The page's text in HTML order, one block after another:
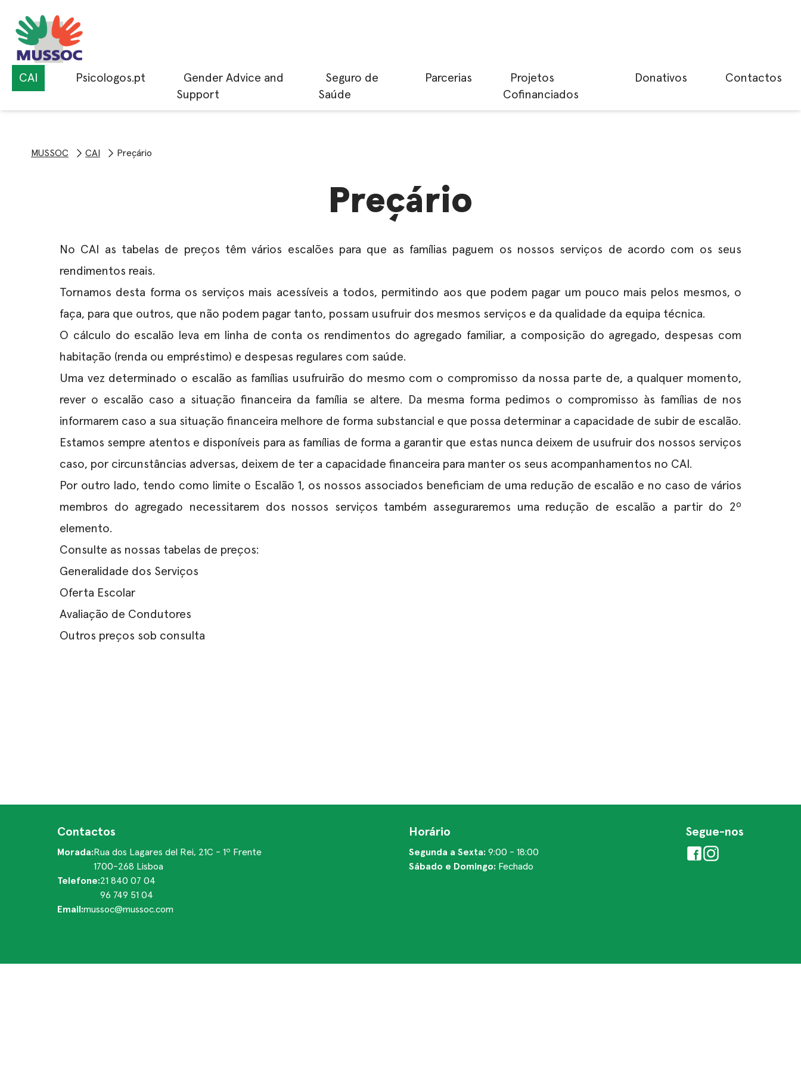
CAI Psicologos.pt
Gender Advice and
Support
Seguro de
Saúde
Parcerias
Projetos
Cofinanciados
Donativos Contactos
MUSSOC CAI Preçário
Preçário
No CAI as tabelas de preços têm vários escalões para que as famílias paguem os nossos serviços de acordo com os seus
rendimentos reais.
Tornamos desta forma os serviços mais acessíveis a todos, permitindo aos que podem pagar um pouco mais pelos mesmos, o
faça, para que outros, que não podem pagar tanto, possam usufruir dos mesmos serviços e da qualidade da equipa técnica.
O cálculo do escalão leva em linha de conta os rendimentos do agregado familiar, a composição do agregado, despesas com
habitação (renda ou empréstimo) e despesas regulares com saúde.
Uma vez determinado o escalão as famílias usufruirão do mesmo com o compromisso da nossa parte de, a qualquer momento,
rever o escalão caso a situação financeira da família se altere. Da mesma forma pedimos o compromisso às famílias de nos
informarem caso a sua situação financeira melhore de forma substancial e que possa determinar a capacidade de subir de escalão.
Estamos sempre atentos e disponíveis para as famílias de forma a garantir que estas nunca deixem de usufruir dos nossos serviços
caso, por circunstâncias adversas, deixem de ter a capacidade financeira para manter os seus acompanhamentos no CAI.
Por outro lado, tendo como limite o Escalão 1, os nossos associados beneficiam de uma redução de escalão e no caso de vários
membros do agregado necessitarem dos nossos serviços também asseguraremos uma redução de escalão a partir do 2º
elemento.
Consulte as nossas tabelas de preços:
Generalidade dos Serviços
Oferta Escolar
Avaliação de Condutores
Outros preços sob consulta
Contactos
Morada: Rua dos Lagares del Rei, 21C - 1º Frente
1700-268 Lisboa
Telefone:21 840 07 04
96 749 51 04
Email:mussoc@mussoc.com
Horário
Segunda a Sexta: 9:00 - 18:00
Sábado e Domingo: Fechado
Segue-nos